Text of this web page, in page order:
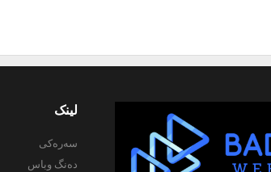
لینک
سەرەکی
دەنگ وباس